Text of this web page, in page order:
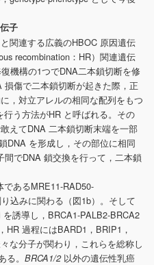
子
関連する広義のHBOC 原因遺伝
recombination：HR）関連遺伝
機構の1つでDNA二本鎖切断を修
傷で二本鎖切断が起きた際，正
，対立アレルの相同な配列をもつ
う方法がHR と呼ばれる。その
えてDNA 二本鎖切断末端を一部
DNA を形成し，その部位に相同
でDNA 鎖交換を行って，二本鎖
あるMRE11-RAD50-
込みに関わる（図1b）。そして
誘導し，BRCA1-PALB2-BRCA2
HR 過程にはBARD1，BRIP1，
な分子が関わり，これらを総称し
。 BRCA1/2以外の遺伝性乳癌